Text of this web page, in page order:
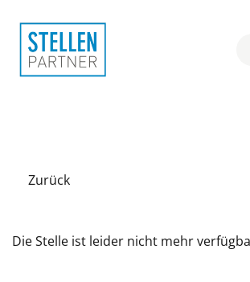
Zurück
Die Stelle ist leider nicht mehr